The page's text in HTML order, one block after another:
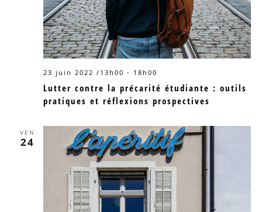
Lutter contre la précarité étudiante : outils
pratiques et réflexions prospectives
23 juin 2022 /13h00 - 18h00
VEN
24